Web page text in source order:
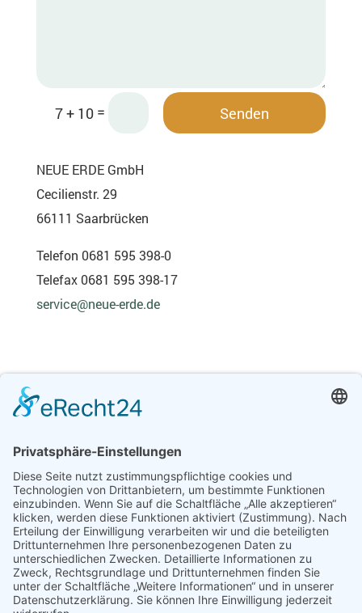
7 + 10 = Senden
Alternative:
NEUE ERDE GmbH
Cecilienstr. 29
66111 Saarbrücken
Telefon 0681 595 398-0
Telefax 0681 595 398-17
service@neue-erde.de
Service
Manuskript einsenden
Kontakt
Informationen
Impressum
Datenschutz